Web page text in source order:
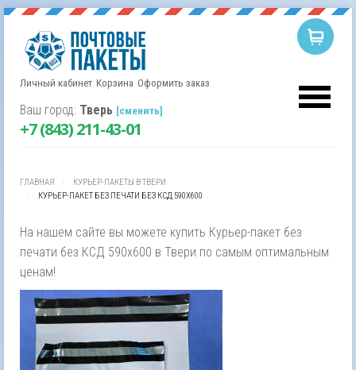
Личный кабинет Корзина Оформить заказ
Ваш город: Тверь [сменить]
+7 (843) 211-43-01
ГЛАВНАЯ
КУРЬЕР-ПАКЕТЫ В ТВЕРИ
КУРЬЕР-ПАКЕТ БЕЗ ПЕЧАТИ БЕЗ КСД 590Х600
На нашем сайте вы можете купить Курьер-пакет без
печати без КСД 590х600 в Твери по самым оптимальным
ценам!
Username